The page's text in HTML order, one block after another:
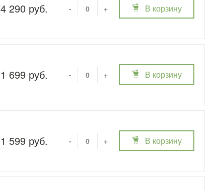
4 290 руб. - + В корзину
1 699 руб. - + В корзину
1 599 руб. - + В корзину